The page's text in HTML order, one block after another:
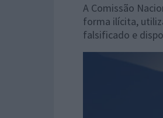
A Comissão
forma ilícita,
falsificado e